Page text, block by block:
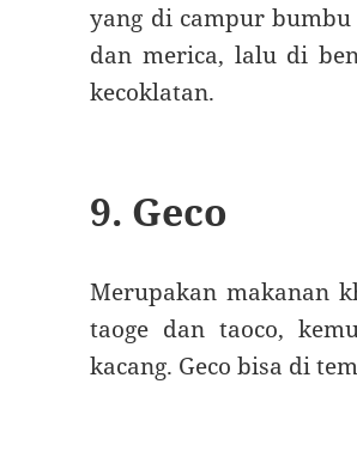
yang di campur
dan merica, lalu di
kecoklatan.
9. Geco
Merupakan makanan
taoge dan taoco,
kacang. Geco bisa di